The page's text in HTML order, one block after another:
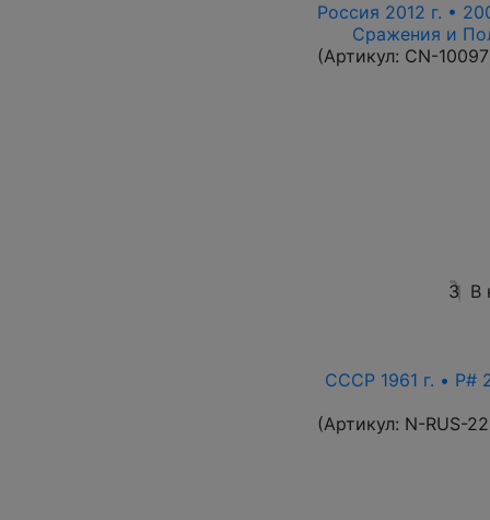
Россия 2012 г. •
Сражения и
(Артикул: CN-10097
3 В
СССР 1961 г. • P#
(Артикул: N-RUS-